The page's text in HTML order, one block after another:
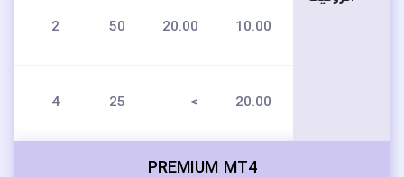
10.00
20.00
50
2
20.00
>
25
4
PREMIUM MT4